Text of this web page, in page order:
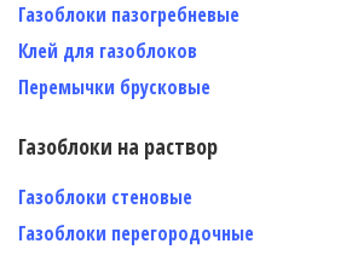
Газоблоки пазогребневые
Клей для газоблоков
Перемычки брусковые
Газоблоки на раствор
Газоблоки стеновые
Газоблоки перегородочные